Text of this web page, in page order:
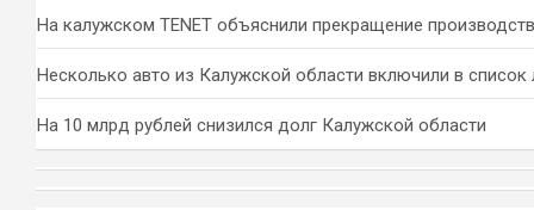
На калужском TENET объяснили прекращение
Несколько авто из Калужской области включили в список
На 10 млрд рублей снизился долг Калужской области